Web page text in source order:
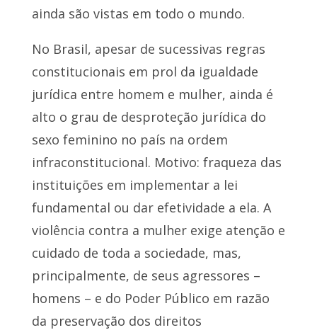
ainda são vistas em todo o mundo.
No Brasil, apesar de sucessivas regras
constitucionais em prol da igualdade
jurídica entre homem e mulher, ainda é
alto o grau de desproteção jurídica do
sexo feminino no país na ordem
infraconstitucional. Motivo: fraqueza das
instituições em implementar a lei
fundamental ou dar efetividade a ela. A
violência contra a mulher exige atenção e
cuidado de toda a sociedade, mas,
principalmente, de seus agressores –
homens – e do Poder Público em razão
da preservação dos direitos